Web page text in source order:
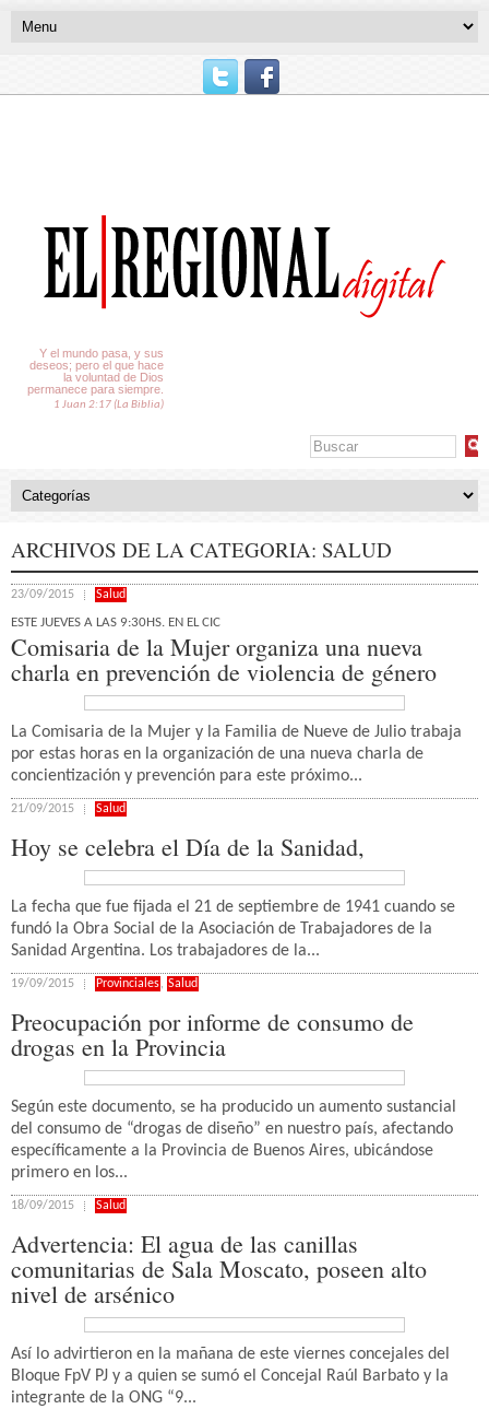
Y el mundo pasa, y sus
deseos; pero el que hace
la voluntad de Dios
permanece para siempre.
1 Juan 2:17 (La Biblia)
ARCHIVOS DE LA CATEGORIA: SALUD
23/09/2015 Salud
ESTE JUEVES A LAS 9:30HS. EN EL CIC
Comisaria de la Mujer organiza una nueva
charla en prevención de violencia de género
La Comisaria de la Mujer y la Familia de Nueve de Julio trabaja
por estas horas en la organización de una nueva charla de
concientización y prevención para este próximo...
21/09/2015 Salud
Hoy se celebra el Día de la Sanidad,
La fecha que fue fijada el 21 de septiembre de 1941 cuando se
fundó la Obra Social de la Asociación de Trabajadores de la
Sanidad Argentina. Los trabajadores de la...
19/09/2015 Provinciales, Salud
Preocupación por informe de consumo de
drogas en la Provincia
Según este documento, se ha producido un aumento sustancial
del consumo de “drogas de diseño” en nuestro país, afectando
específicamente a la Provincia de Buenos Aires, ubicándose
primero en los...
18/09/2015 Salud
Advertencia: El agua de las canillas
comunitarias de Sala Moscato, poseen alto
nivel de arsénico
Así lo advirtieron en la mañana de este viernes concejales del
Bloque FpV PJ y a quien se sumó el Concejal Raúl Barbato y la
integrante de la ONG “9...